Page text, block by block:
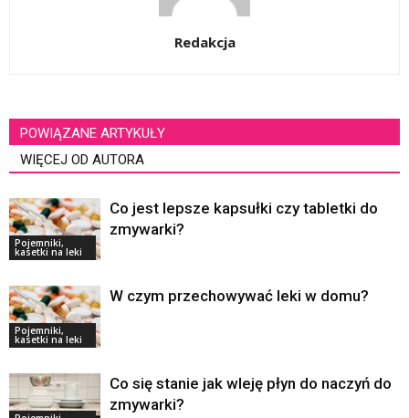
Redakcja
POWIĄZANE ARTYKUŁY
WIĘCEJ OD AUTORA
Pojemniki,
kasetki na leki
Co jest lepsze kapsułki czy tabletki do
zmywarki?
Pojemniki,
kasetki na leki
W czym przechowywać leki w domu?
Co się stanie jak wleję płyn do naczyń do
zmywarki?